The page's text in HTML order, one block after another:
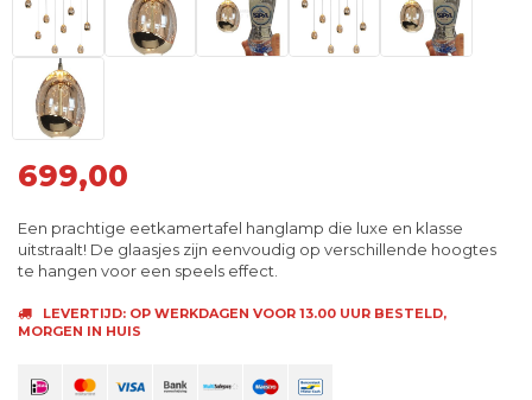
699,00
Een prachtige eetkamertafel hanglamp die luxe en klasse
uitstraalt! De glaasjes zijn eenvoudig op verschillende hoogtes
te hangen voor een speels effect.
LEVERTIJD: OP WERKDAGEN VOOR 13.00 UUR BESTELD,
MORGEN IN HUIS